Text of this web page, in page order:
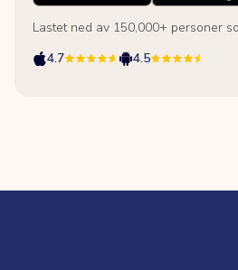
Lastet ned av 150,000+ personer
4.7
4.5